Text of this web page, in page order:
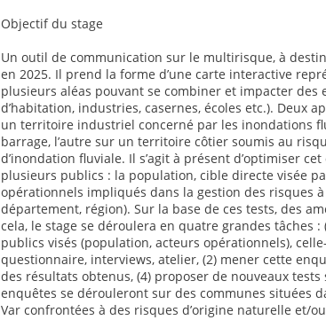
Objectif du stage
Un outil de communication sur le multirisque, à
en 2025. Il prend la forme d’une carte interactive
plusieurs aléas pouvant se combiner et impacter des
d’habitation, industries, casernes, écoles etc.). Deux
un territoire industriel concerné par les inondations
barrage, l’autre sur un territoire côtier soumis au
d’inondation fluviale. Il s’agit à présent d’optimiser
plusieurs publics : la population, cible directe visée
opérationnels impliqués dans la gestion des risques
département, région). Sur la base de ces tests, des
cela, le stage se déroulera en quatre grandes tâches
publics visés (population, acteurs opérationnels),
questionnaire, interviews, atelier, (2) mener cette
des résultats obtenus, (4) proposer de nouveaux
enquêtes se dérouleront sur des communes situées
Var confrontées à des risques d’origine naturelle et/